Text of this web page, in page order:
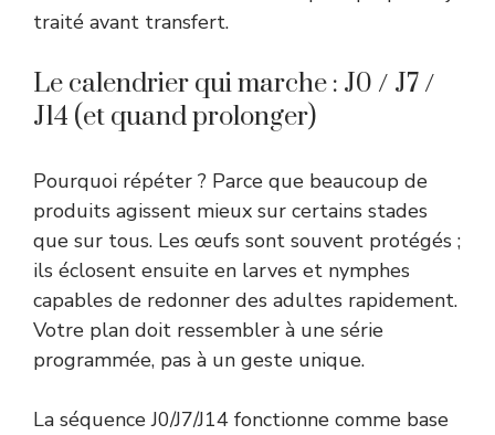
traité avant transfert.
Le calendrier qui marche : J0 / J7 /
J14 (et quand prolonger)
Pourquoi répéter ? Parce que beaucoup de
produits agissent mieux sur certains stades
que sur tous. Les œufs sont souvent protégés ;
ils éclosent ensuite en larves et nymphes
capables de redonner des adultes rapidement.
Votre plan doit ressembler à une série
programmée, pas à un geste unique.
La séquence J0/J7/J14 fonctionne comme base